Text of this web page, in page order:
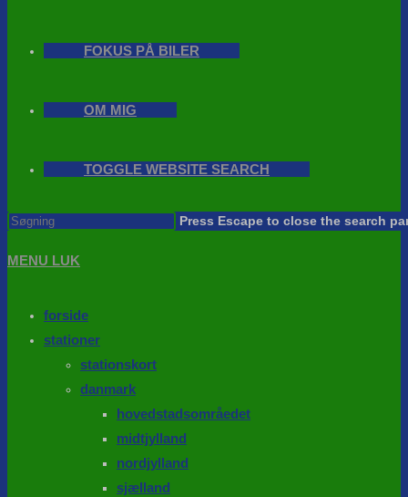
FOKUS PÅ BILER
OM MIG
TOGGLE WEBSITE SEARCH
Press Escape to close the search
MENU LUK
forside
stationer
stationskort
danmark
hovedstadsområedet
midtjylland
nordjylland
sjælland